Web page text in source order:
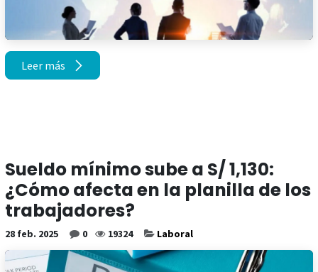
Leer más
Sueldo mínimo sube a S/ 1,130:
¿Cómo afecta en la planilla de los
trabajadores?
28 feb. 2025 0 19324 Laboral